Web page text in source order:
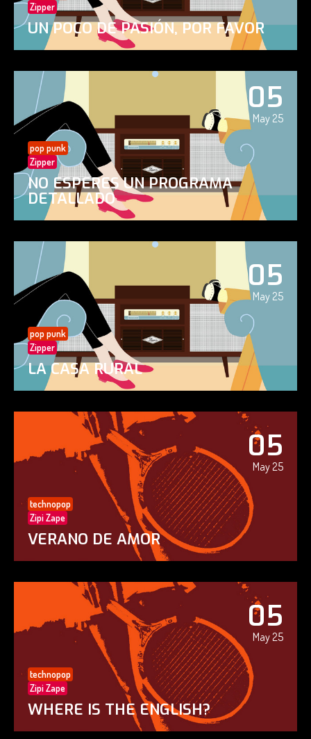
Zipper
UN POCO DE PASIÓN, POR FAVOR
05
May 25
pop punk
Zipper
NO ESPERES UN PROGRAMA
DETALLADO
05
May 25
pop punk
Zipper
LA CASA RURAL
05
May 25
technopop
Zipi Zape
VERANO DE AMOR
05
May 25
technopop
Zipi Zape
WHERE IS THE ENGLISH?